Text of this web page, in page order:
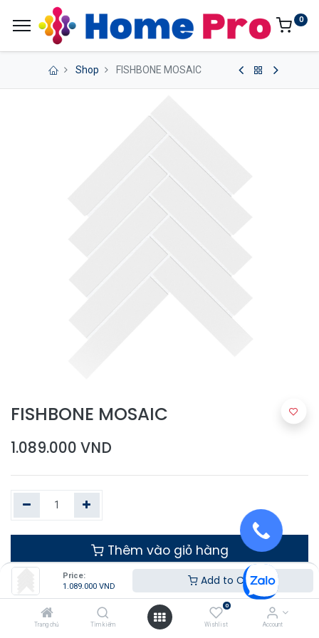
Price:
1.089.000 VND Add to Cart
Trang chủ Tìm kiếm
0
Wishlist Account
0
Shop FISHBONE MOSAIC
FISHBONE MOSAIC
1.089.000 VND
Thêm vào giỏ hàng